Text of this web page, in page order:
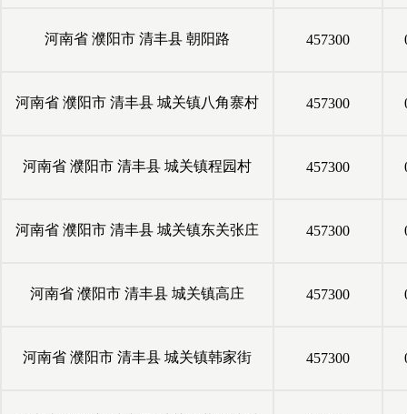
河南省 濮阳市 清丰县 朝阳路 457300
河南省 濮阳市 清丰县 城关镇八角寨村 457300
河南省 濮阳市 清丰县 城关镇程园村 457300
河南省 濮阳市 清丰县 城关镇东关张庄 457300
河南省 濮阳市 清丰县 城关镇高庄 457300
河南省 濮阳市 清丰县 城关镇韩家街 457300